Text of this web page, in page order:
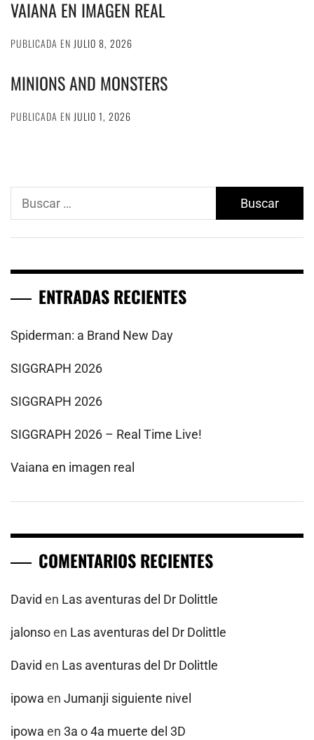
VAIANA EN IMAGEN REAL
PUBLICADA EN JULIO 8, 2026
MINIONS AND MONSTERS
PUBLICADA EN JULIO 1, 2026
Buscar:
ENTRADAS RECIENTES
Spiderman: a Brand New Day
SIGGRAPH 2026
SIGGRAPH 2026
SIGGRAPH 2026 – Real Time Live!
Vaiana en imagen real
COMENTARIOS RECIENTES
David en Las aventuras del Dr Dolittle
jalonsoen Las aventuras del Dr Dolittle
David en Las aventuras del Dr Dolittle
ipowa en Jumanji siguiente nivel
ipowa en 3a o 4a muerte del 3D